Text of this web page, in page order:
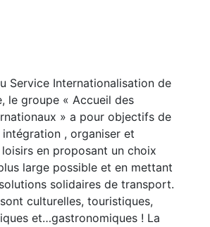
Service Internationalisation de
le groupe « Accueil des
» a pour objectifs de
, organiser et
en proposant un choix
large possible et en mettant
solidaires de transport.
culturelles, touristiques,
et…gastronomiques ! La